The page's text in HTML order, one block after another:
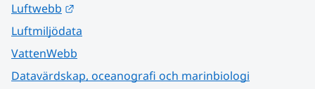
Luftwebb
Luftmiljödata
VattenWebb
Datavärdskap, oceanografi och marinbiologi